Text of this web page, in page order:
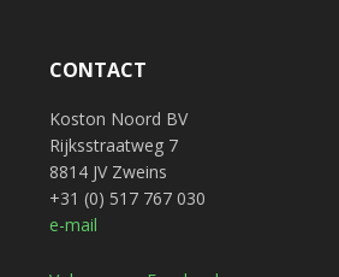
CONTACT
Koston Noord BV
Rijksstraatweg 7
8814 JV Zweins
+31 (0) 517 767 030
e-mail